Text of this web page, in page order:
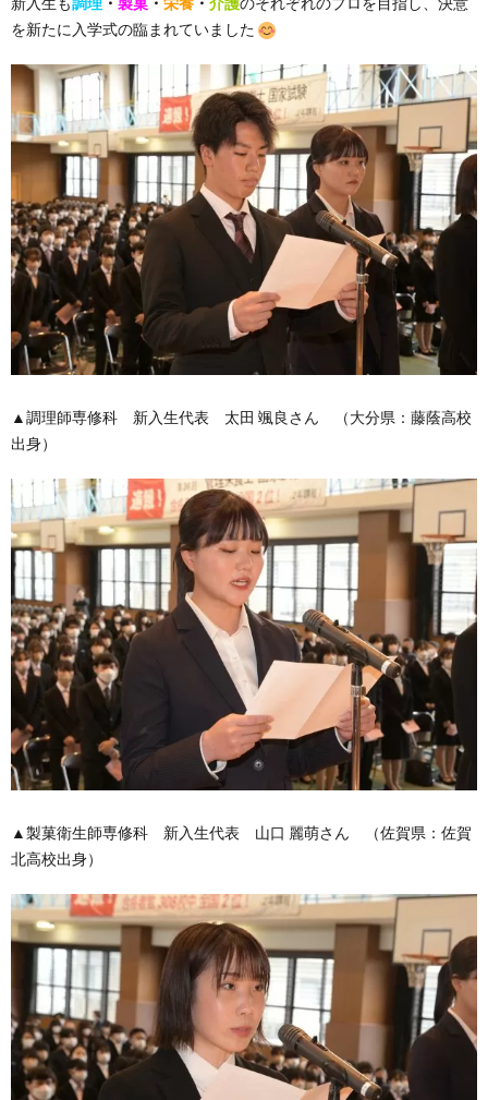
を新たに入学式の臨まれていました
▲調理師専修科 新入生代表 太田 颯良さん （大分県：藤蔭高校
出身）
▲製菓衛生師専修科 新入生代表 山口 麗萌さん （佐賀県：佐賀
北高校出身）